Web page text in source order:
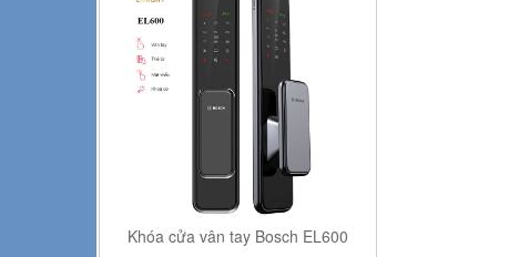
Khóa cửa vân tay Bosch EL600